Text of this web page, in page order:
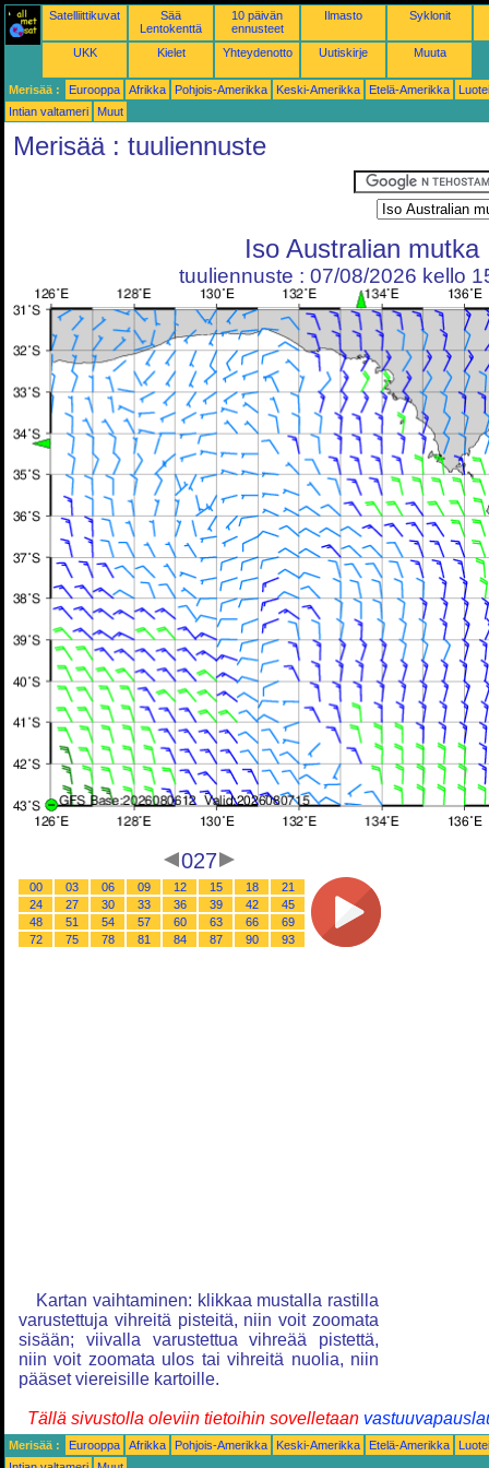
Satelliittikuvat
Sää
Lentokenttä
10 päivän
ennusteet
Ilmasto Syklonit
UKK Kielet Yhteydenotto Uutiskirje Muuta
Merisää : Eurooppa Afrikka Pohjois-Amerikka Keski-Amerikka Etelä-Amerikka
Intian valtameri
Muut
Merisää : tuuliennuste
Iso Australian mutka
tuuliennuste : 07/08/2026 kello
027
00 03 06 09 12 15 18
21
24
27 30 33 36 39 42
45
48
51 54 57 60 63 66
69
72
75 78 81 84 87 90 93
Kartan vaihtaminen: klikkaa mustalla rastilla
varustettuja vihreitä pisteitä, niin voit zoomata
sisään; viivalla varustettua vihreää pistettä,
niin voit zoomata ulos tai vihreitä nuolia, niin
pääset viereisille kartoille.
Tällä sivustolla oleviin tietoihin sovelletaan
Merisää : Eurooppa Afrikka Pohjois-Amerikka Keski-Amerikka Etelä-Amerikka